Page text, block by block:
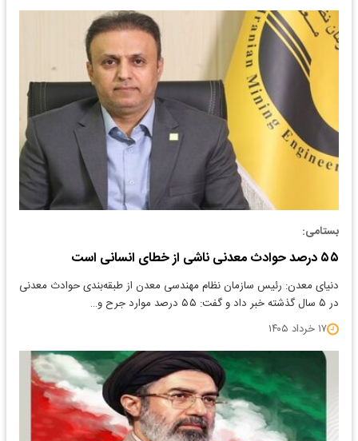
بستامی:
۵۵ درصد حوادث معدنی ناشی از خطای انسانی است
دنیای معدن: رئیس سازمان نظام مهندسی معدن از طبقه‌بندی حوادث معدنی
در ۵ سال گذشته خبر داد و گفت: ۵۵ درصد موارد جرح و…
۱۷ خرداد ۱۴۰۵